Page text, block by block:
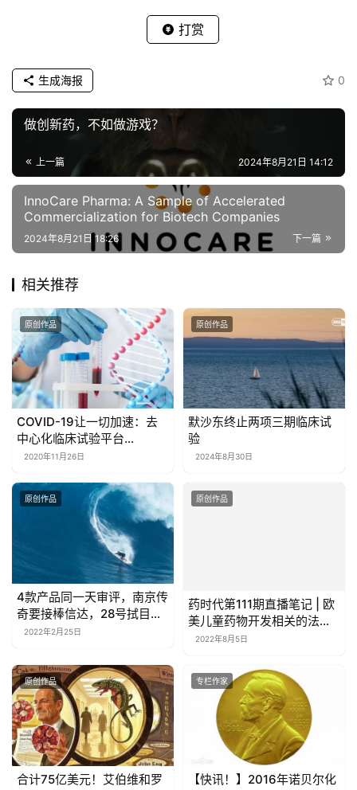
打赏
0
生成海报
做创新药，不如做游戏？
上一篇 2024年8月21日 14:12
InnoCare Pharma: A Sample of Accelerated
Commercialization for Biotech Companies
下一篇
2024年8月21日 18:26
相关推荐
原创作品
COVID-19让一切加速：去
中心化临床试验平台
Medable达成今年第二笔融
2020年11月26日
原创作品
默沙东终止两项三期临床试
验
2024年8月30日
原创作品
4款产品同一天审评，南京传
奇要接棒信达，28号拭目以
待！
2022年2月25日
原创作品
药时代第111期直播笔记 | 欧
美儿童药物开发相关的法规
和指导原则
2022年8月5日
原创作品
合计75亿美元！艾伯维和罗
专栏作家
【快讯！】2016年诺贝尔化